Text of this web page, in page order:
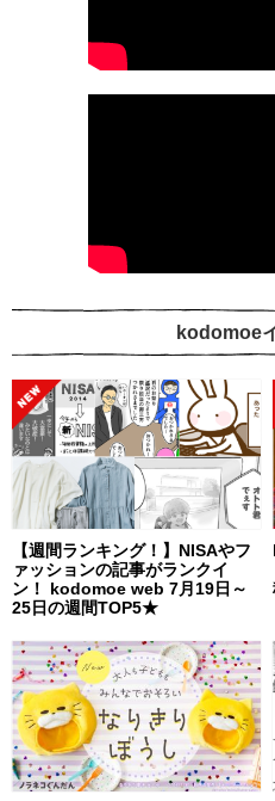
kodomoe
【週間ランキング！】NISAやフ
ァッションの記事がランクイ
ン！ kodomoe web 7月19日～
25日の週間TOP5★